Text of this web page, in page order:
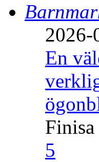
2026-
En
Finisa
5